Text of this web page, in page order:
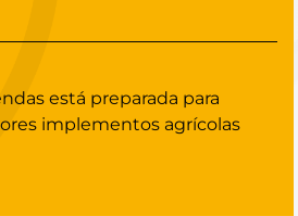
está preparada para
implementos agrícolas